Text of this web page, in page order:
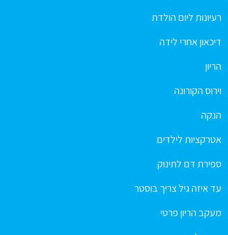
רעיונות ליום הולדת
דיכאון אחרי לידה
הריון
וירוס הקורונה
הנקה
אטרקציות לילדים
ספירת דם לתינוק
עד איזה גיל צריך בוסטר
מעקב הריון פרטי